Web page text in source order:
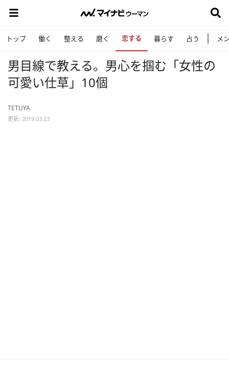
トップ 働く 整える 磨く 恋する 暮らす 占う メ
男目線で教える。男心を掴む「女性の
可愛い仕草」10個
TETUYA
更新: 2019.03.23